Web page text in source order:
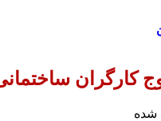
کارگران